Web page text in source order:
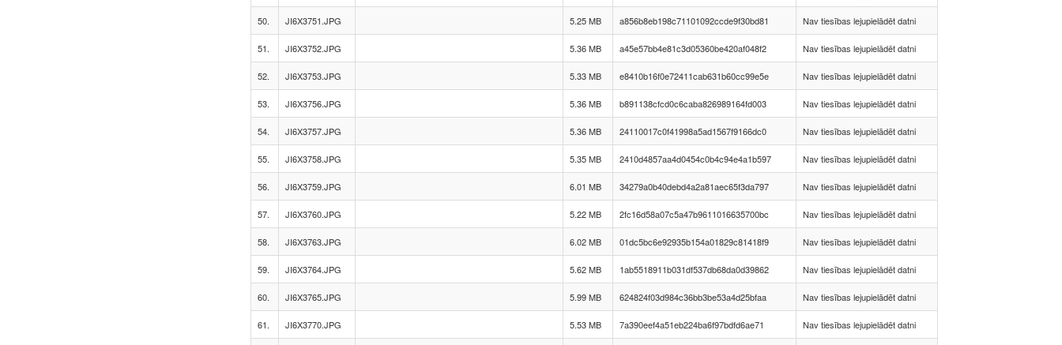
50. JI6X3751.JPG 5.25 MB a856b8eb198c71101092ccde9f30bd81 Nav tiesības lejupielādēt datni
51. JI6X3752.JPG 5.36 MB a45e57bb4e81c3d05360be420af048f2 Nav tiesības lejupielādēt datni
52. JI6X3753.JPG 5.33 MB e8410b16f0e72411cab631b60cc99e5e Nav tiesības lejupielādēt datni
53. JI6X3756.JPG 5.36 MB b891138cfcd0c6caba826989164fd003 Nav tiesības lejupielādēt datni
54. JI6X3757.JPG 5.36 MB 24110017c0f41998a5ad1567f9166dc0 Nav tiesības lejupielādēt datni
55. JI6X3758.JPG 5.35 MB 2410d4857aa4d0454c0b4c94e4a1b597 Nav tiesības lejupielādēt datni
56. JI6X3759.JPG 6.01 MB 34279a0b40debd4a2a81aec65f3da797 Nav tiesības lejupielādēt datni
57. JI6X3760.JPG 5.22 MB 2fc16d58a07c5a47b9611016635700bc Nav tiesības lejupielādēt datni
58. JI6X3763.JPG 6.02 MB 01dc5bc6e92935b154a01829c81418f9 Nav tiesības lejupielādēt datni
59. JI6X3764.JPG 5.62 MB 1ab5518911b031df537db68da0d39862 Nav tiesības lejupielādēt datni
60. JI6X3765.JPG 5.99 MB 624824f03d984c36bb3be53a4d25bfaa Nav tiesības lejupielādēt datni
61. JI6X3770.JPG 5.53 MB 7a390eef4a51eb224ba6f97bdfd6ae71 Nav tiesības lejupielādēt datni